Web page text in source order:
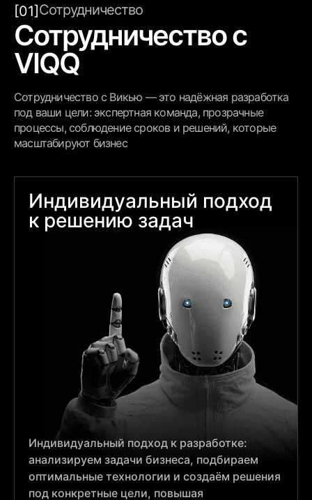
[01]Сотрудничество
Сотрудничество с
VIQQ
Сотрудничество с Викью — это надёжная разработка
под ваши цели: экспертная команда, прозрачные
процессы, соблюдение сроков и решений, которые
масштабируют бизнес
Индивидуальный подход
к решению задач
Индивидуальный подход к разработке:
анализируем задачи бизнеса, подбираем
оптимальные технологии и создаём решения
под конкретные цели, повышая